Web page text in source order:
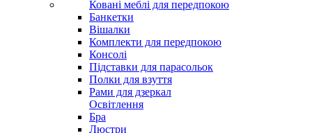
Ковані меблі для передпокою
Банкетки
Вішалки
Комплекти для передпокою
Консолі
Підставки для парасольок
Полки для взуття
Рами для дзеркал
Освітлення
Бра
Люстри